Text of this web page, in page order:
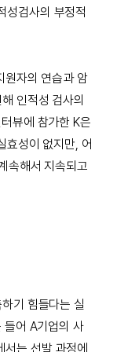
성검사의 부정적
원자의 연습과 암
인적성 검사의
뷰에 참가한 K은
효성이 없지만, 어
속해서 지속되고
기 힘들다는 실
들어 A기업의 사
서는 선발 과정에